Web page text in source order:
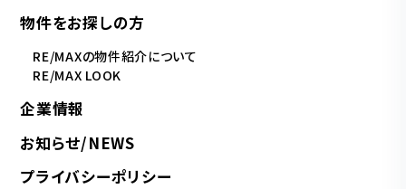
物件をお探しの方
RE/MAXの物件紹介について
RE/MAX LOOK
企業情報
お知らせ/NEWS
プライバシーポリシー